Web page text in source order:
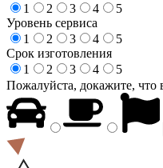
1 2 3 4
5
Уровень сервиса
1
2 3 4
5
Срок изготовления
1
2 3 4
5
Пожалуйста, докажите, что